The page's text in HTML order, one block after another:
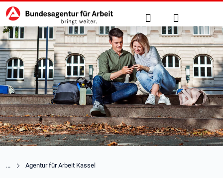
zu den Hauptinhalten springen
Hauptnavigation Suche Anmelden
Agentur für Arbeit Kassel